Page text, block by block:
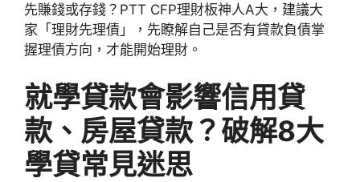
先賺錢或存錢？PTT CFP理財板神人A大，建議大
家「理財先理債」，先瞭解自己是否有貸款負債掌
握理債方向，才能開始理財。
就學貸款會影響信用貸
款、房屋貸款？破解8大
學貸常見迷思